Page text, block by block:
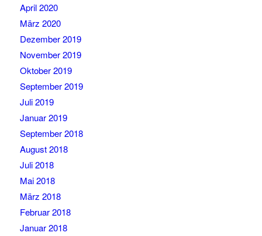
April 2020
März 2020
Dezember 2019
November 2019
Oktober 2019
September 2019
Juli 2019
Januar 2019
September 2018
August 2018
Juli 2018
Mai 2018
März 2018
Februar 2018
Januar 2018